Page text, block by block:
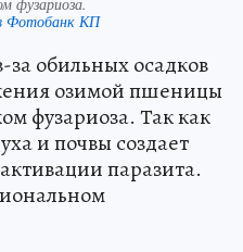
Фотобанк КП
за обильных осадков
озимой пшеницы
фузариоза. Так как
и почвы создает
паразита.